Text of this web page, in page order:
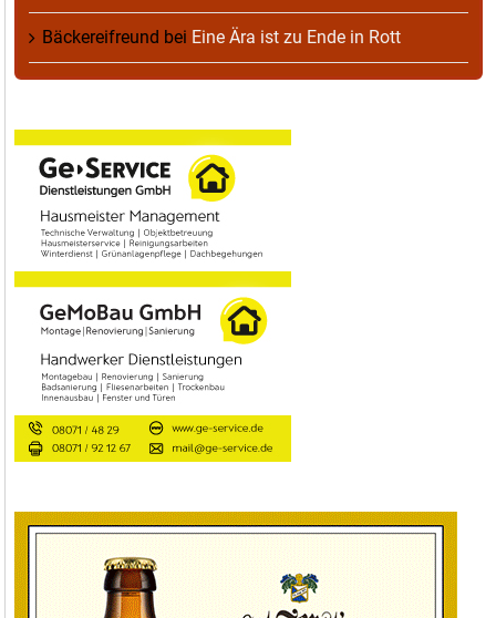
Bäckereifreund bei Eine Ära ist zu Ende in Rott